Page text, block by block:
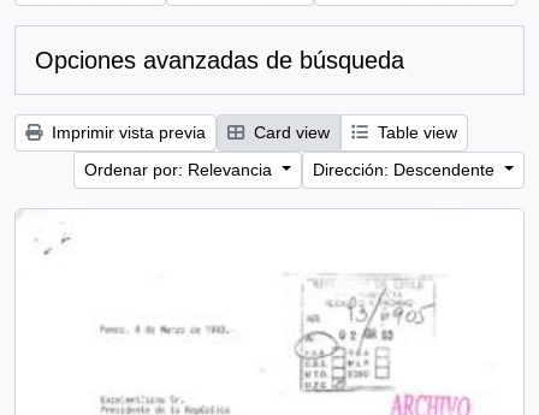
Opciones avanzadas de búsqueda
Imprimir vista previa Card view
Table view
Ordenar por: Relevancia
Dirección: Descendente